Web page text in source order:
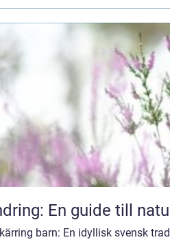
En guide till
barn: En idyllisk svensk